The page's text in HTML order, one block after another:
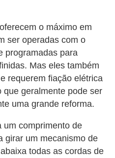
o máximo em
ser operadas com o
programadas para
Mas eles também
requerem fiação elétrica
que geralmente pode ser
uma grande reforma.
um comprimento de
girar um mecanismo de
todas as cordas de